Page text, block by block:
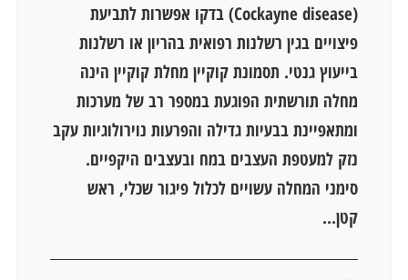
(Cockayne disease) בדקו אפשרות לתביעת
פיצויים בגין רשלנות רפואית בהריון או רשלנות
בייעוץ גנטי. תסמונת קוקיין מחלת קוקיין הינה
מחלה תורשתית הפוגעת במספר רב של מערכות
ומתאפיינת בבעיות גדילה והפרעות נוירולוגיות עקב
נזק למעטפת העצבים במח ובעצבים היקפיים.
סימני המחלה עשויים לכלול פיגור שכלי, ראש
קטן...